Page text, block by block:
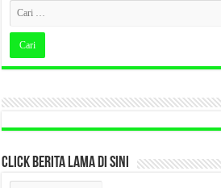
CLICK BERITA LAMA DI SINI